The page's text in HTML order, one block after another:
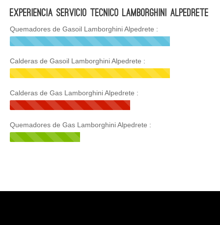
Experiencia Servicio Tecnico Lamborghini Alpedrete
Quemadores de Gasoil Lamborghini Alpedrete :
Calderas de Gasoil Lamborghini Alpedrete :
Calderas de Gas Lamborghini Alpedrete :
Quemadores de Gas Lamborghini Alpedrete :